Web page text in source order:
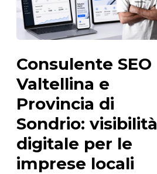
Consulente SEO
Valtellina e
Provincia di
Sondrio: visibilità
digitale per le
imprese locali